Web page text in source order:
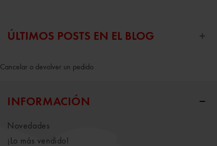
ÚLTIMOS POSTS EN EL BLOG
Cancelar o devolver un pedido
INFORMACIÓN
Novedades
¡Lo más vendido!